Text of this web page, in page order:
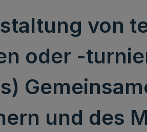
von
oder -
und des